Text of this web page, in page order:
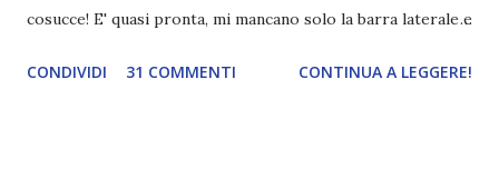
cosucce! E' quasi pronta, mi mancano solo la barra laterale e
impazzire e.e Un po' mi dispiacerà abbandonare quest
CONDIVIDI 31 COMMENTI CONTINUA A LEGGERE!